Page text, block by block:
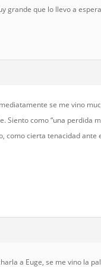
grande que lo llevo a
se me vino
Siento como “una perdida
como cierta tenacidad ante
a Euge, se me vino la